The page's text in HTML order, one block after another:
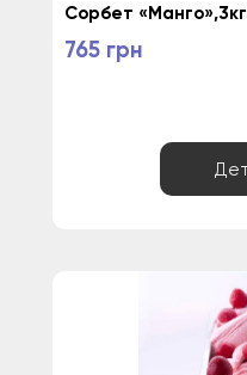
Сорбет «Манго»,3кг
765 грн